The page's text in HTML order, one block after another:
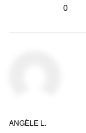
0
ANGÈLE L.